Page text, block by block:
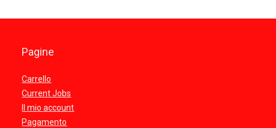
Pagine
Carrello
Current Jobs
Il mio account
Pagamento